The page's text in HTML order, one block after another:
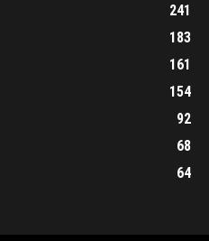
241
183
161
154
92
68
64